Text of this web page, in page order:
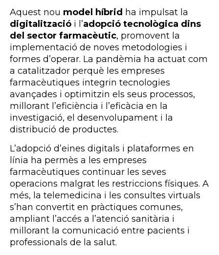
Aquest nou model híbrid ha impulsat la
digitalització i l’adopció tecnològica dins
del sector farmacèutic, promovent la
implementació de noves metodologies i
formes d’operar. La pandèmia ha actuat com
a catalitzador perquè les empreses
farmacèutiques integrin tecnologies
avançades i optimitzin els seus processos,
millorant l’eficiència i l’eficàcia en la
investigació, el desenvolupament i la
distribució de productes.
L’adopció d’eines digitals i plataformes en
línia ha permès a les empreses
farmacèutiques continuar les seves
operacions malgrat les restriccions físiques. A
més, la telemedicina i les consultes virtuals
s’han convertit en pràctiques comunes,
ampliant l’accés a l’atenció sanitària i
millorant la comunicació entre pacients i
professionals de la salut.